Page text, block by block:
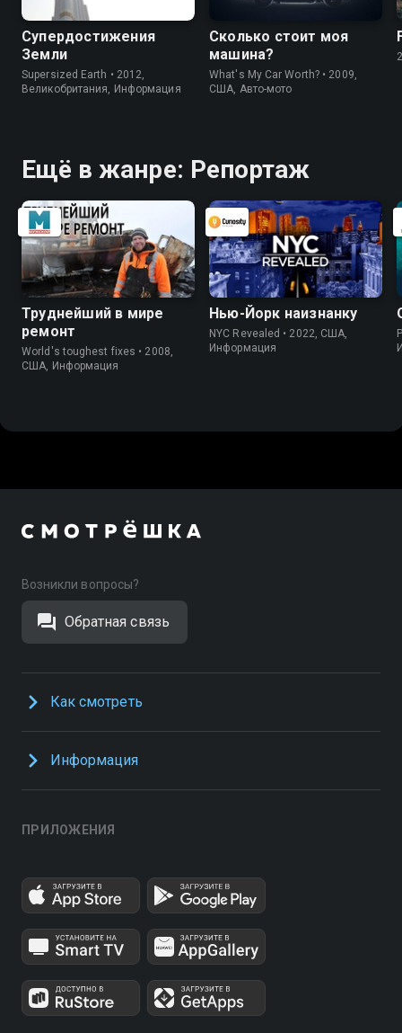
Супердостижения
Земли
Supersized Earth • 2012,
Великобритания, Информация
Сколько стоит моя
машина?
What's My Car Worth? • 2009,
США, Авто-мото
Ещё в жанре: Репортаж
Труднейший в мире
ремонт
World's toughest fixes • 2008,
США, Информация
Нью-Йорк наизнанку
NYC Revealed • 2022, США,
Информация
Возникли вопросы?
Обратная связь
Как смотреть
Информация
ПРИЛОЖЕНИЯ